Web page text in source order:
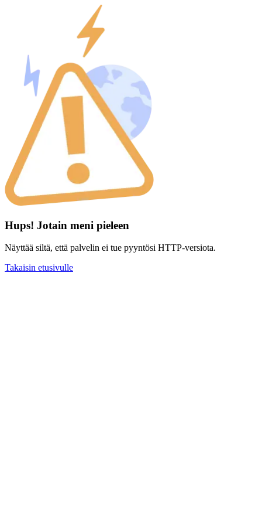
Hups! Jotain meni pieleen
Näyttää siltä, että palvelin ei tue pyyntösi HTTP-versiota.
Takaisin etusivulle